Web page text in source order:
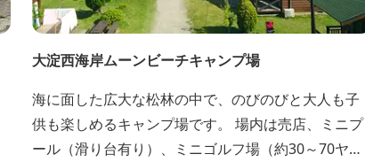
大淀西海岸ムーンビーチキャンプ場
海に面した広大な松林の中で、のびのびと大人も子
供も楽しめるキャンプ場です。 場内は売店、ミニプ
ール（滑り台有り）、ミニゴルフ場（約30～70ヤー